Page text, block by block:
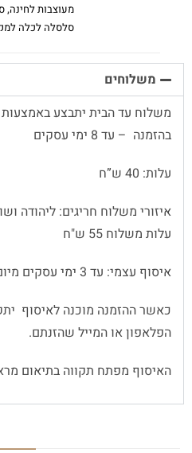
מעוצבות לחינה,
סלסלה לכלה
משלוחים
משלוח עד הבית יתבצע
בהזמנה – עד 8 ימי עסקים
עלות: 40 ש”ח
איזורי משלוח חריגים: ליהודה
עלות משלוח 55 ש"ח
איסוף עצמי: עד 3 ימי עסקים מיום ההזמנה
כאשר ההזמנה מוכנה לאיסוף
הפלאפון או המייל שהזנתם.
האיסוף מפתח תקווה בתיאום